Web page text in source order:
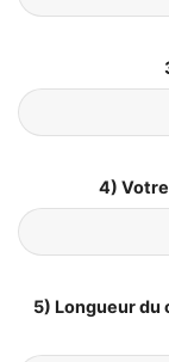
4)
5) Longueur du